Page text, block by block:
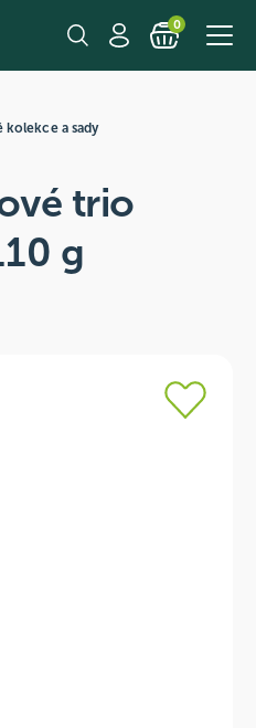
0
kolekce a sady
trio
g